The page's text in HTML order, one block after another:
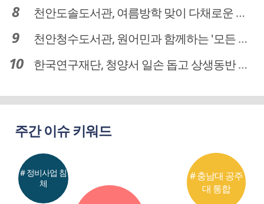
천안도솔도서관, 여름방학 맞이 다채로운 독서문화 프로그램 운영
천안청수도서관, 원어민과 함께하는 '모든 영어 모든 독서' 운영
한국연구재단, 청양서 일손 돕고 상생동반 친구맺기 봉사활동
주간 이슈 키워드
# 충남대 공주
대 통합
# 정비사업 침
체